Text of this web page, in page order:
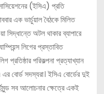
(ইসিএ) প্রতি
এক ভার্চুয়াল বৈঠকে মিলিত
সিদ্ধান্তে অটল থাকার ব্যাপারে
লিগের প্রস্তাবিত
প্রতিষ্ঠার পরিকল্পনা প্রত্যাখ্যান
বোর্ড সদস্যরা। ইসিএ বোর্ডের দুই
সব আলোচনার ক্ষেত্রে একই